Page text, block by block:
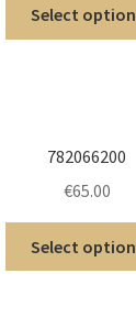
Select
782066200
€65.00
Select